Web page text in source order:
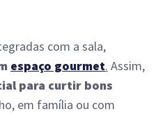
com a sala,
espaço gourmet. Assim,
para curtir bons
em família ou com